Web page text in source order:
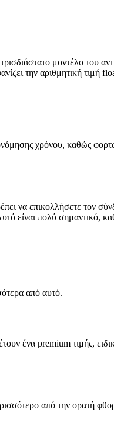
μοντέλο του
την αριθμητική τιμή
χρόνου, καθώς
να επικολλήσετε τον
είναι πολύ σημαντικό,
από αυτό.
ένα premium τιμής,
από την ορατή